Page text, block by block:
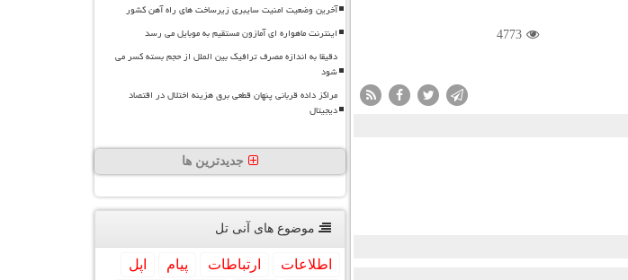
4773
آخرین وضعیت امنیت سایبری زیرساخت های راه آهن کشور
اینترنت ماهواره ای آمازون مستقیم به موبایل می رسد
دقیقا به اندازه مصرف ترافیک بین الملل از حجم بسته کسر می
شود
مراکز داده قربانی پنهان قطعی برق هزینه اختلال در اقتصاد
دیجیتال
جدیدترین ها
موضوع های آنی تل
اطلاعات ارتباطات پیام
اپل